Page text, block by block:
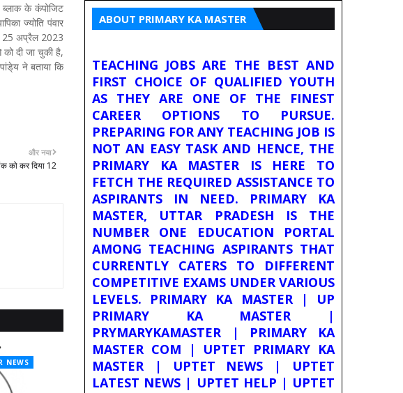
ब्लाक के कंपोजिट
ज्योति पंवार
25 अप्रैल 2023
को दी जा चुकी है,
ने बताया कि
और नया
को कर दिया 12
NEWS
ABOUT PRIMARY KA MASTER
TEACHING JOBS ARE THE BEST AND
FIRST CHOICE OF QUALIFIED YOUTH
AS THEY ARE ONE OF THE FINEST
CAREER OPTIONS TO PURSUE.
PREPARING FOR ANY TEACHING JOB IS
NOT AN EASY TASK AND HENCE, THE
PRIMARY KA MASTER IS HERE TO
FETCH THE REQUIRED ASSISTANCE TO
ASPIRANTS IN NEED. PRIMARY KA
MASTER, UTTAR PRADESH IS THE
NUMBER ONE EDUCATION PORTAL
AMONG TEACHING ASPIRANTS THAT
CURRENTLY CATERS TO DIFFERENT
COMPETITIVE EXAMS UNDER VARIOUS
LEVELS. PRIMARY KA MASTER | UP
PRIMARY KA MASTER |
PRYMARYKAMASTER | PRIMARY KA
MASTER COM | UPTET PRIMARY KA
MASTER | UPTET NEWS | UPTET
LATEST NEWS | UPTET HELP | UPTET